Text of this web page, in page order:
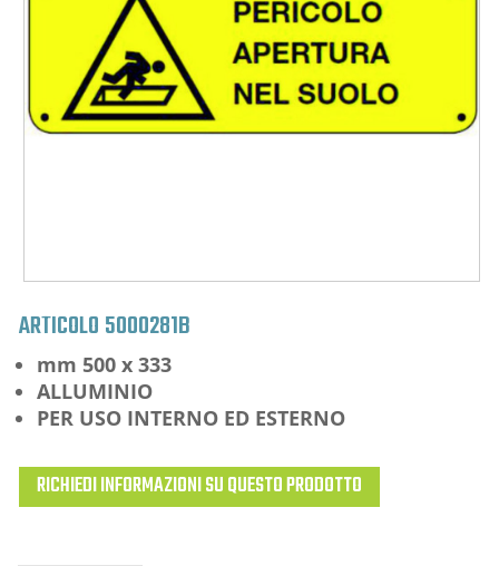
ARTICOLO 5000281B
mm 500 x 333
ALLUMINIO
PER USO INTERNO ED ESTERNO
RICHIEDI INFORMAZIONI SU QUESTO PRODOTTO